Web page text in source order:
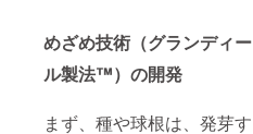
めざめ技術（グランディー
ル製法™）の開発
まず、種や球根は、発芽す